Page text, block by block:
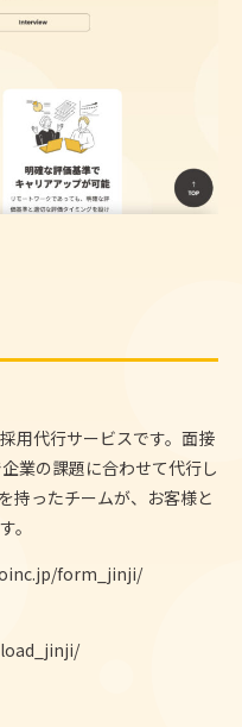
用代行サービスです。面接
企業の課題に合わせて代行し
持ったチームが、お客様と
。
form_jinji/